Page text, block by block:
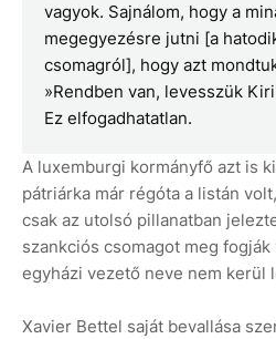
vagyok. Sajnálom, hogy a
megegyezésre jutni [a
csomagról], hogy azt
»Rendben van, levesszük
Ez elfogadhatatlan.
A luxemburgi kormányfő azt is
pátriárka már régóta a listán
csak az utolsó pillanatban
szankciós csomagot meg
egyházi vezető neve nem kerül
Xavier Bettel saját bevallása